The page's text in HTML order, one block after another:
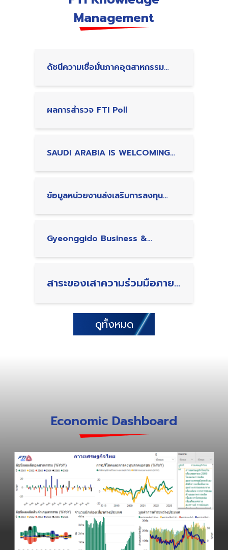
Management
ดัชนีความเชื่อมั่นภาคอุตสาหกรรม
ผลการสำรวจ FTI Poll
SAUDI ARABIA IS WELCOMING
ข้อมูลหน่วยงานส่งเสริมการลงทุน
Gyeonggido Business &
สาระของเสาความร่วมมือภาย
เศรษฐกิจอินโด-แปซิฟิก
(Indo-Pacific Economic
ดูทั้งหมด
Economic Dashboard